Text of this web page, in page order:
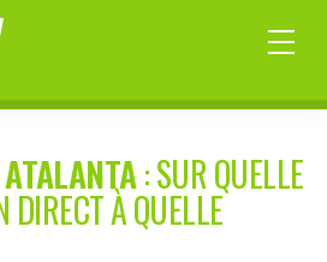
ATALANTA: SUR QUELLE
DIRECT À QUELLE